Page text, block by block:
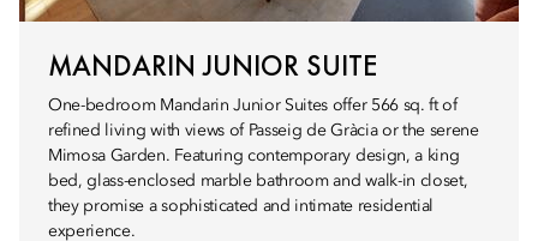
MANDARIN JUNIOR SUITE
One-bedroom Mandarin Junior Suites offer 566 sq. ft of
refined living with views of Passeig de Gràcia or the serene
Mimosa Garden. Featuring contemporary design, a king
bed, glass-enclosed marble bathroom and walk-in closet,
they promise a sophisticated and intimate residential
experience.